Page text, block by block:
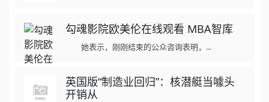
勾魂影院欧美伦在线观看 MBA智库
她表示，刚刚结束的公众咨询表明，...
英国版“制造业回归”：核潜艇当噱头
开销从